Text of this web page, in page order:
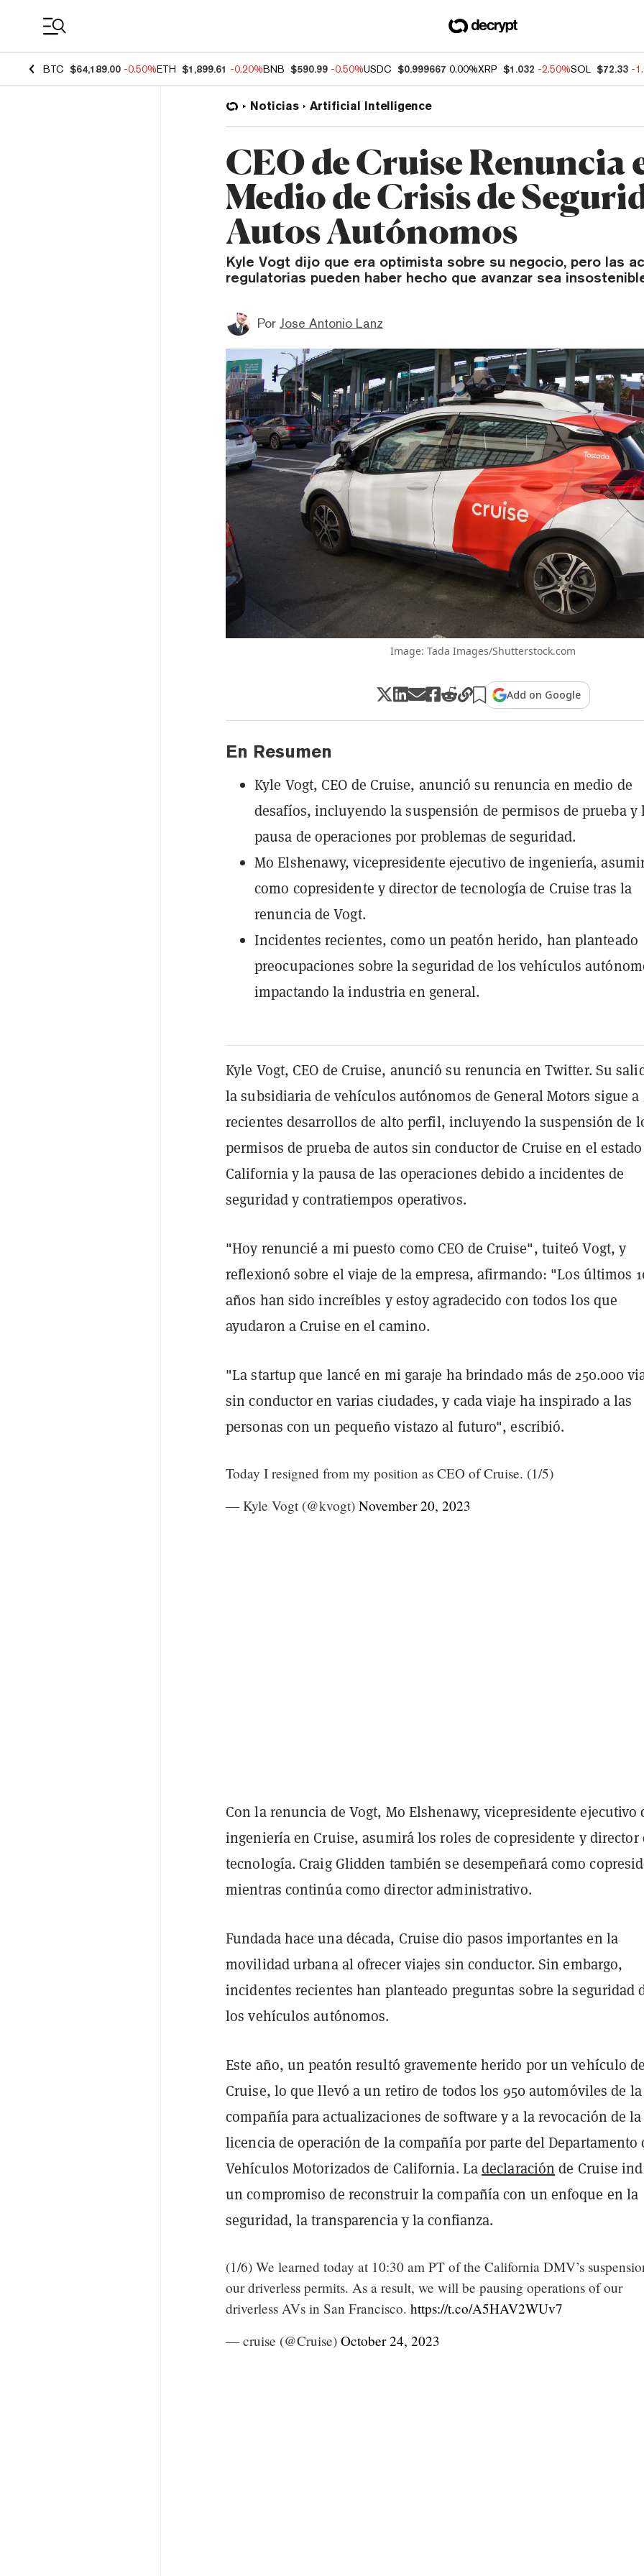
BTC $64,189.00 -0.50%ETH $1,899.61 -0.20%BNB $590.99 -0.50%USDC $0.999667 0.00%XRP $1.032 -2.50%SOL $72.33 -
Noticias Artificial Intelligence
CEO de Cruise Renuncia
Medio de Crisis de
Autos Autónomos
Kyle Vogt dijo que era optimista sobre su negocio, pero las
regulatorias pueden haber hecho que avanzar sea
Por Jose Antonio Lanz
Image: Tada Images/Shutterstock.com
Add on Google
En Resumen
Kyle Vogt, CEO de Cruise, anunció su renuncia en medio de
desafíos, incluyendo la suspensión de permisos de prueba y
pausa de operaciones por problemas de seguridad.
Mo Elshenawy, vicepresidente ejecutivo de ingeniería,
como copresidente y director de tecnología de Cruise tras la
renuncia de Vogt.
Incidentes recientes, como un peatón herido, han planteado
preocupaciones sobre la seguridad de los vehículos
impactando la industria en general.
Kyle Vogt, CEO de Cruise, anunció su renuncia en Twitter. Su
la subsidiaria de vehículos autónomos de General Motors sigue a
recientes desarrollos de alto perfil, incluyendo la suspensión de
permisos de prueba de autos sin conductor de Cruise en el
California y la pausa de las operaciones debido a incidentes de
seguridad y contratiempos operativos.
"Hoy renuncié a mi puesto como CEO de Cruise", tuiteó Vogt, y
reflexionó sobre el viaje de la empresa, afirmando: "Los últimos
años han sido increíbles y estoy agradecido con todos los que
ayudaron a Cruise en el camino.
"La startup que lancé en mi garaje ha brindado más de 250.000
sin conductor en varias ciudades, y cada viaje ha inspirado a las
personas con un pequeño vistazo al futuro", escribió.
Today I resigned from my position as CEO of Cruise. (1/5)
— Kyle Vogt (@kvogt) November 20, 2023
Con la renuncia de Vogt, Mo Elshenawy, vicepresidente ejecutivo
ingeniería en Cruise, asumirá los roles de copresidente y director
tecnología. Craig Glidden también se desempeñará como
mientras continúa como director administrativo.
Fundada hace una década, Cruise dio pasos importantes en la
movilidad urbana al ofrecer viajes sin conductor. Sin embargo,
incidentes recientes han planteado preguntas sobre la seguridad
los vehículos autónomos.
Este año, un peatón resultó gravemente herido por un vehículo
Cruise, lo que llevó a un retiro de todos los 950 automóviles de la
compañía para actualizaciones de software y a la revocación de la
licencia de operación de la compañía por parte del Departamento
Vehículos Motorizados de California. Ladeclaración de Cruise
un compromiso de reconstruir la compañía con un enfoque en la
seguridad, la transparencia y la confianza.
(1/6) We learned today at 10:30 am PT of the California DMV’s
our driverless permits. As a result, we will be pausing operations of our
driverless AVs in San Francisco. https://t.co/A5HAV2WUv7
— cruise (@Cruise) October 24, 2023